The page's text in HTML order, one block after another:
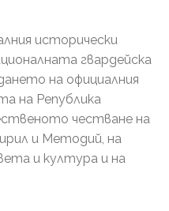
исторически
гвардейска
на официалния
на Република
честване на
и Методий, на
и култура и на